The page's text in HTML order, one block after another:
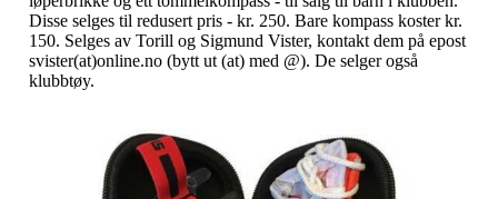
Disse selges til redusert pris - kr. 250. Bare kompass koster kr.
150. Selges av Torill og Sigmund Vister, kontakt dem på epost
svister(at)online.no (bytt ut (at) med @). De selger også
klubbtøy.